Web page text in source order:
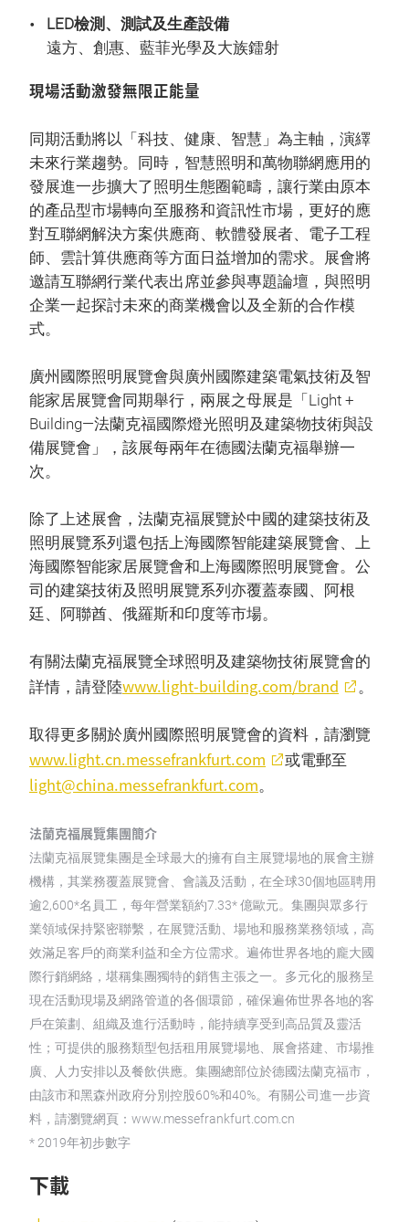
LED檢測、測試及生產設備
遠方、創惠、藍菲光學及大族鐳射
現場活動激發無限正能量
同期活動將以「科技、健康、智慧」為主軸，演繹
未來行業趨勢。同時，智慧照明和萬物聯網應用的
發展進一步擴大了照明生態圈範疇，讓行業由原本
的產品型市場轉向至服務和資訊性市場，更好的應
對互聯網解決方案供應商、軟體發展者、電子工程
師、雲計算供應商等方面日益增加的需求。展會將
邀請互聯網行業代表出席並參與專題論壇，與照明
企業一起探討未來的商業機會以及全新的合作模
式。
廣州國際照明展覽會與廣州國際建築電氣技術及智
能家居展覽會同期舉行，兩展之母展是「Light +
Building—法蘭克福國際燈光照明及建築物技術與設
備展覽會」，該展每兩年在德國法蘭克福舉辦一
次。
除了上述展會，法蘭克福展覽於中國的建築技術及
照明展覽系列還包括上海國際智能建築展覽會、上
海國際智能家居展覽會和上海國際照明展覽會。公
司的建築技術及照明展覽系列亦覆蓋泰國、阿根
廷、阿聯酋、俄羅斯和印度等市場。
有關法蘭克福展覽全球照明及建築物技術展覽會的
詳情，請登陸www.light-building.com/brand 。
取得更多關於廣州國際照明展覽會的資料，請瀏覽
www.light.cn.messefrankfurt.com 或電郵至
light@china.messefrankfurt.com。
法蘭克福展覽集團簡介
法蘭克福展覽集團是全球最大的擁有自主展覽場地的展會主辦
機構，其業務覆蓋展覽會、會議及活動，在全球30個地區聘用
逾2,600*名員工，每年營業額約7.33* 億歐元。集團與眾多行
業領域保持緊密聯繫，在展覽活動、場地和服務業務領域，高
效滿足客戶的商業利益和全方位需求。遍佈世界各地的龐大國
際行銷網絡，堪稱集團獨特的銷售主張之一。多元化的服務呈
現在活動現場及網路管道的各個環節，確保遍佈世界各地的客
戶在策劃、組織及進行活動時，能持續享受到高品質及靈活
性；可提供的服務類型包括租用展覽場地、展會搭建、市場推
廣、人力安排以及餐飲供應。集團總部位於德國法蘭克福市，
由該市和黑森州政府分別控股60%和40%。有關公司進一步資
料，請瀏覽網頁：www.messefrankfurt.com.cn
* 2019年初步數字
下載